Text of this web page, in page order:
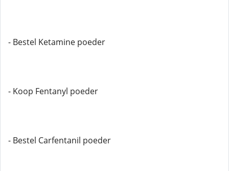
- Bestel Ketamine poeder
- Koop Fentanyl poeder
- Bestel Carfentanil poeder